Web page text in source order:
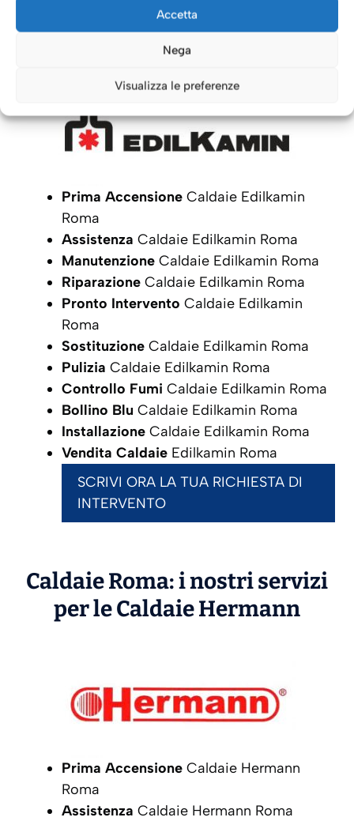
Accetta
Nega
Visualizza le preferenze
Caldaie Roma: i nostri servizi
per le CaldaieEdilkamin
Prima Accensione Caldaie Edilkamin
Roma
Assistenza Caldaie Edilkamin Roma
Manutenzione Caldaie Edilkamin Roma
Riparazione Caldaie Edilkamin Roma
Pronto Intervento Caldaie Edilkamin
Roma
Sostituzione Caldaie Edilkamin Roma
Pulizia Caldaie Edilkamin Roma
Controllo Fumi Caldaie Edilkamin Roma
Bollino Blu Caldaie Edilkamin Roma
Installazione Caldaie Edilkamin Roma
Vendita Caldaie Edilkamin Roma
SCRIVI ORA LA TUA RICHIESTA DI
INTERVENTO
Caldaie Roma: i nostri servizi
per le CaldaieHermann
Prima Accensione Caldaie Hermann
Roma
Assistenza Caldaie Hermann Roma